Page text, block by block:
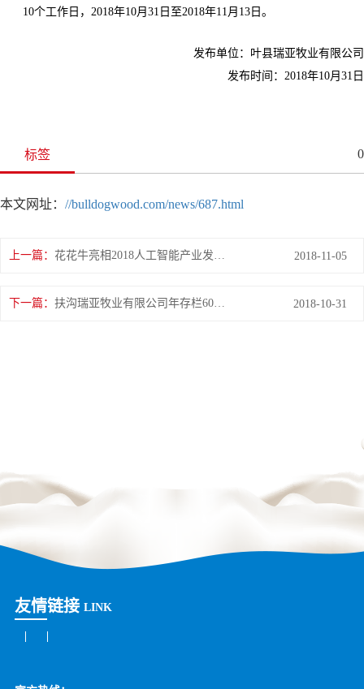
10个工作日，2018年10月31日至2018年11月13日。
发布单位：叶县瑞亚牧业有限公司
发布时间：2018年10月31日
标签 0
本文网址： //bulldogwood.com/news/687.html
上一篇： 花花牛亮相2018人工智能产业发展高峰论坛 2018-11-05
下一篇： 扶沟瑞亚牧业有限公司年存栏6000头奶牛养殖建设项目 环境影响评价公众参与第 一次公示 2018-10-31
友情链接 LINK